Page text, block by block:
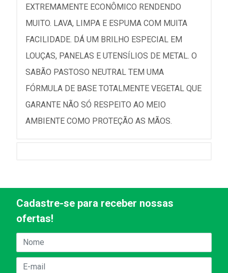
EXTREMAMENTE ECONÔMICO RENDENDO
MUITO. LAVA, LIMPA E ESPUMA COM MUITA
FACILIDADE. DÁ UM BRILHO ESPECIAL EM
LOUÇAS, PANELAS E UTENSÍLIOS DE METAL. O
SABÃO PASTOSO NEUTRAL TEM UMA
FÓRMULA DE BASE TOTALMENTE VEGETAL QUE
GARANTE NÃO SÓ RESPEITO AO MEIO
AMBIENTE COMO PROTEÇÃO AS MÃOS.
Cadastre-se para receber nossas
ofertas!